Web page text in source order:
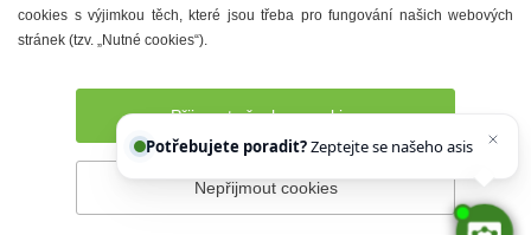
Denní meníčka
Prohlášení o přístupnosti Správce webu
cookies s výjimkou těch, které jsou třeba pro fungování našich webových
stránek (tzv. „Nutné cookies“).
Přijmout všechny cookies
Nepřijmout cookies
Potřebujete poradit?Zeptejte se našeho asistentaCh